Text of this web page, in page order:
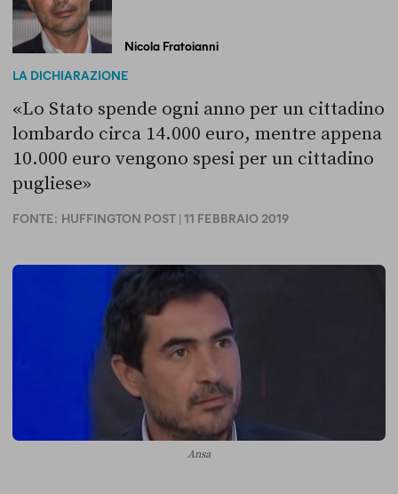
Nicola Fratoianni
LA DICHIARAZIONE
«Lo Stato spende ogni anno per un cittadino
lombardo circa 14.000 euro, mentre appena
10.000 euro vengono spesi per un cittadino
pugliese»
FONTE: HUFFINGTON POST | 11 FEBBRAIO 2019
Ansa